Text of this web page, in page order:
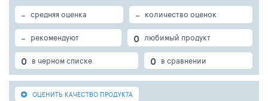
- средняя оценка - количество оценок
- рекомендуют 0 любимый продукт
0 в черном списке 0 в сравнении
ОЦЕНИТЬ КАЧЕСТВО ПРОДУКТА